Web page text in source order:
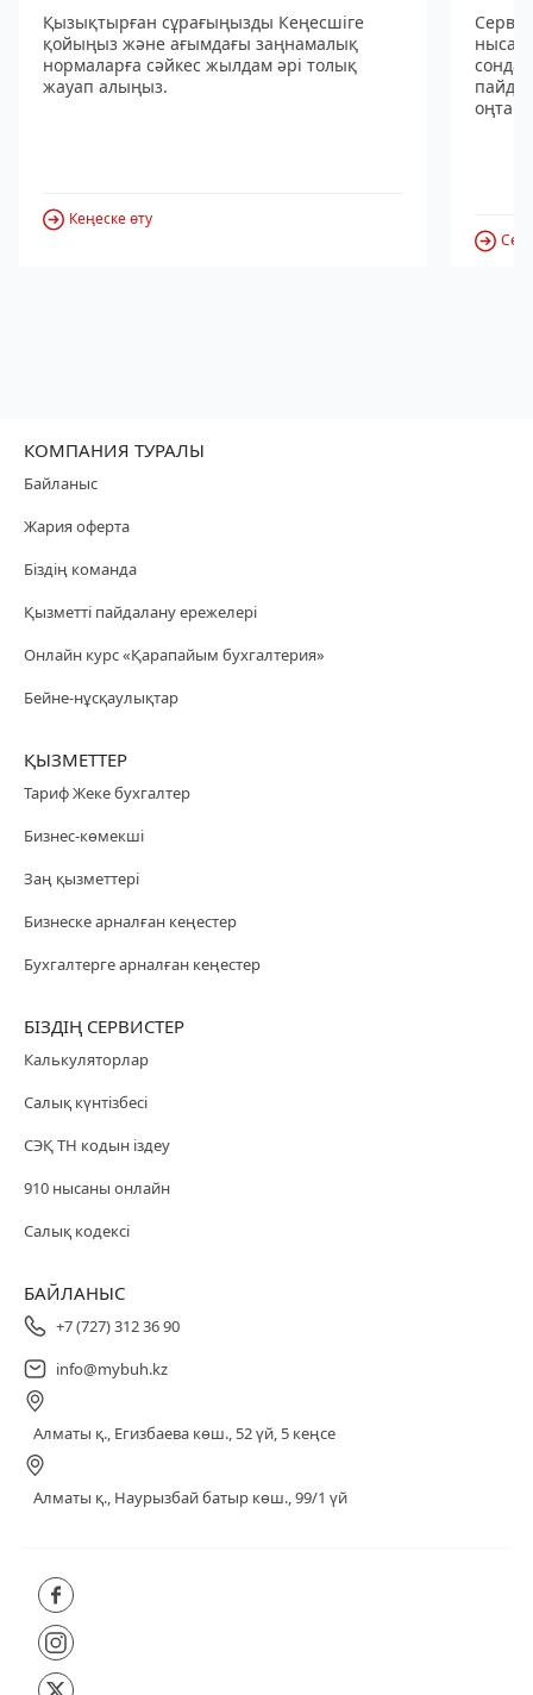
Қызықтырған сұрағыңызды Кеңесшіге
қойыңыз және ағымдағы заңнамалық
нормаларға сәйкес жылдам әрі толық
жауап алыңыз.
Кеңеске өту
КОМПАНИЯ ТУРАЛЫ
Байланыс
Жария оферта
Біздің команда
Қызметті пайдалану ережелері
Онлайн курс «Қарапайым бухгалтерия»
Бейне-нұсқаулықтар
ҚЫЗМЕТТЕР
Тариф Жеке бухгалтер
Бизнес-көмекші
Заң қызметтері
Бизнеске арналған кеңестер
Бухгалтерге арналған кеңестер
БІЗДІҢ СЕРВИСТЕР
Калькуляторлар
Салық күнтізбесі
СЭҚ ТН кодын іздеу
910 нысаны онлайн
Салық кодексі
БАЙЛАНЫС
+7 (727) 312 36 90
info@mybuh.kz
Алматы қ., Егизбаева көш., 52 үй, 5 кеңсе
Алматы қ., Наурызбай батыр көш., 99/1 үй